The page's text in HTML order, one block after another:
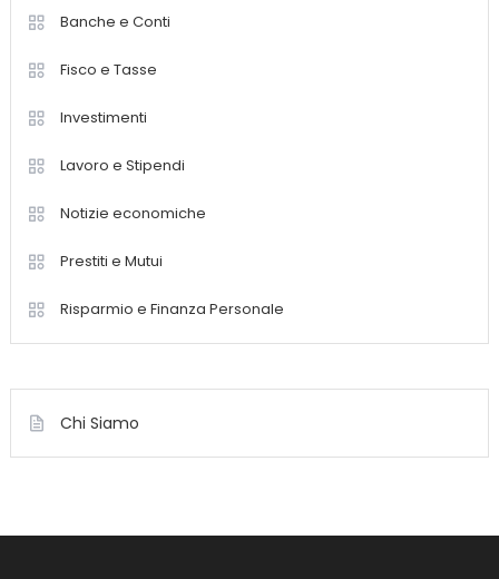
Banche e Conti
Fisco e Tasse
Investimenti
Lavoro e Stipendi
Notizie economiche
Prestiti e Mutui
Risparmio e Finanza Personale
Chi Siamo